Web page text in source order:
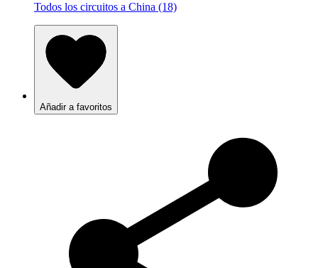
Todos los circuitos a China (18)
Añadir a favoritos